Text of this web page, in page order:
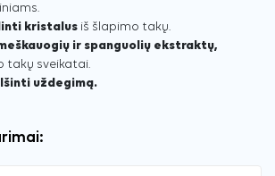
kristalus iš šlapimo takų.
ir spanguolių ekstraktų,
takų sveikatai.
uždegimą.